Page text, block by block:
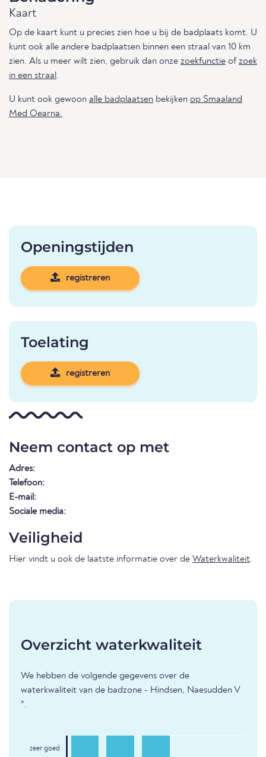
Kaart
Op de kaart kunt u precies zien hoe u bij de badplaats komt. U
kunt ook alle andere badplaatsen binnen een straal van 10 km
zien. Als u meer wilt zien, gebruik dan onze zoekfunctie ofzoek
in een straal.
U kunt ook gewoon alle badplaatsen bekijken op Smaaland
Med Oearna.
Openingstijden
registreren
Toelating
registreren
Neem contact op met
Adres:
Telefoon:
E-mail:
Sociale media:
Veiligheid
Hier vindt u ook de laatste informatie over de Waterkwaliteit.
Overzicht waterkwaliteit
We hebben de volgende gegevens over de
waterkwaliteit van de badzone - Hindsen, Naesudden V
*.
zeer goed